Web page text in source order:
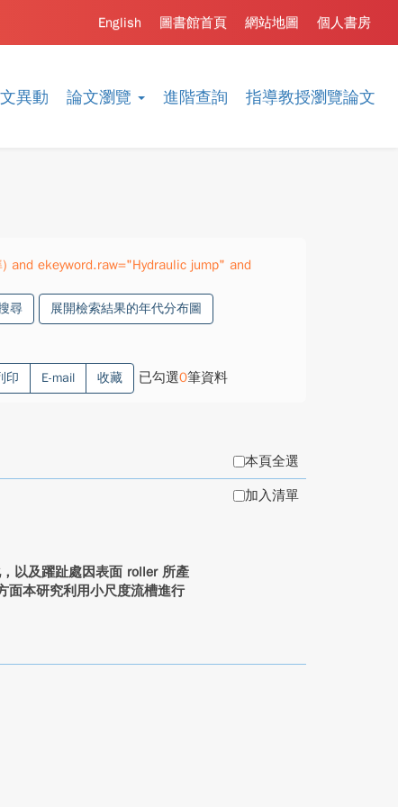
異動 論文瀏覽 進階查詢 指導教授瀏覽論文
個人書房
網站地圖
圖書館首頁
English
ekeyword.raw="Hydraulic jump" and
尋 展開檢索結果的年代分布圖
印 E-mail 收藏 已勾選0筆資料
本頁全選
以及躍趾處因表面 roller 所產
面本研究利用小尺度流槽進行
加入清單